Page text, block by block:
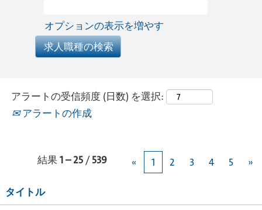
オプションの表示を増やす
アラートの受信頻度 (日数) を選択:
アラートの作成
結果 1 – 25 /539 « 1 2 3 4 5 »
タイトル